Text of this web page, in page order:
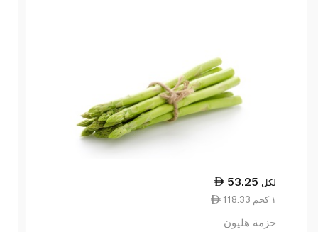
53.25 لكل
118.33 ١ كجم
حزمة هليون